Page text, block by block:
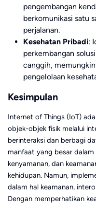
pengembangan
berkomunikasi satu
perjalanan.
Kesehatan Pribadi:
perkembangan
canggih,
pengelolaan
Kesimpulan
Internet of Things (IoT)
objek-objek fisik melalui
berinteraksi dan berbagi
manfaat yang besar
kenyamanan, dan
kehidupan. Namun,
dalam hal keamanan,
Dengan memperhatikan